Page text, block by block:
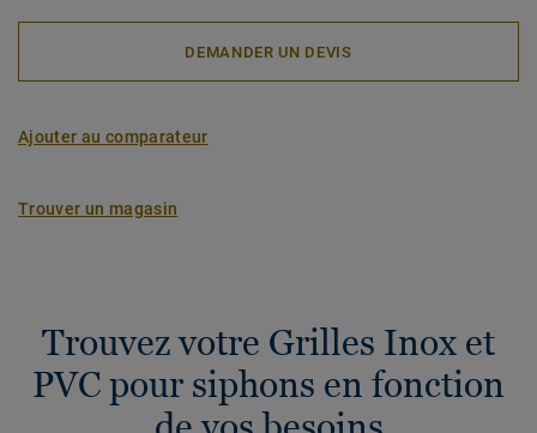
DEMANDER UN DEVIS
Ajouter au comparateur
Trouver un magasin
Trouvez votre Grilles Inox et
PVC pour siphons en fonction